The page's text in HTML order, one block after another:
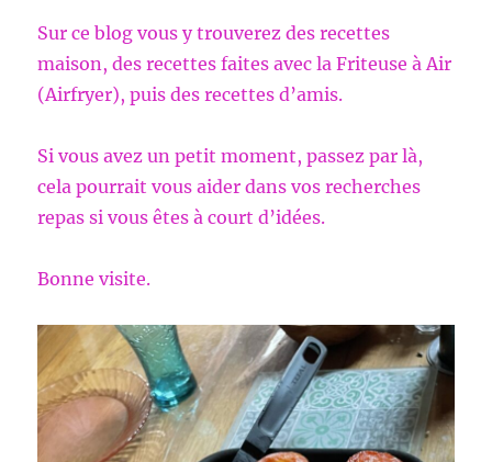
Sur ce blog vous y trouverez des recettes
maison, des recettes faites avec la Friteuse à Air
(Airfryer), puis des recettes d’amis.
Si vous avez un petit moment, passez par là,
cela pourrait vous aider dans vos recherches
repas si vous êtes à court d’idées.
Bonne visite.